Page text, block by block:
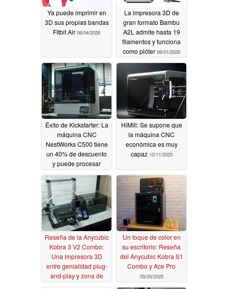
Ya puede imprimir en
3D sus propias bandas
Fitbit Air 06/04/2026
La impresora 3D de
gran formato Bambu
A2L admite hasta 19
filamentos y funciona
como plóter 06/01/2026
Éxito de Kickstarter: La
máquina CNC
NestWorks C500 tiene
un 40% de descuento
y puede procesar
titanio con gran
precisión
12/23/2025
HiMill: Se supone que
la máquina CNC
económica es muy
capaz 10/11/2025
Reseña de la Anycubic
Kobra 3 V2 Combo:
Una impresora 3D
entre genialidad plug-
and-play y zona de
Un toque de color en
su escritorio: Reseña
del Anycubic Kobra S1
Combo y Ace Pro
05/05/2025